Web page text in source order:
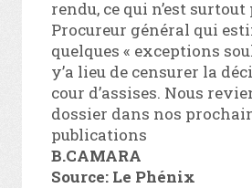
rendu, ce qui n’est surtout
Procureur général qui
quelques « exceptions
y’a lieu de censurer la
cour d’assises. Nous
dossier dans nos
publications
B.CAMARA
Source: Le Phénix